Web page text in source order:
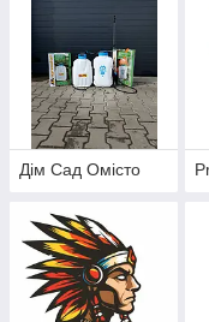
Дім Сад Омісто